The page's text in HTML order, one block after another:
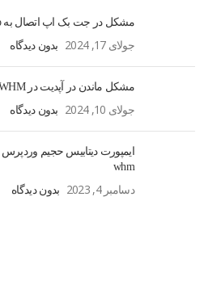
مشکل در جت بک اپ اتصال به ftp
جولای 17, 2024 بدون دیدگاه
مشکل ماندن در آپدیت در WHM
جولای 10, 2024 بدون دیدگاه
whm
دسامبر 4, 2023 بدون دیدگاه